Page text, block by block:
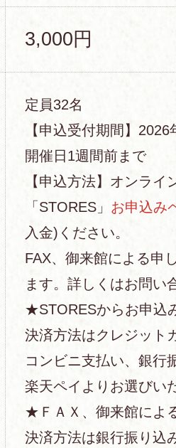
3,000円
定員32名
【申込受付期間】
開催日1週間前まで
【申込方法】オンライ
「STORES」 お申込み
入金)ください。
FAX、御来館による申
ます。詳しくはお問い
★STORESからお申込
決済方法はクレジット
コンビニ支払い、銀行
楽天ペイよりお選びい
★ＦＡＸ、御来館によ
決済方法は銀行振り込